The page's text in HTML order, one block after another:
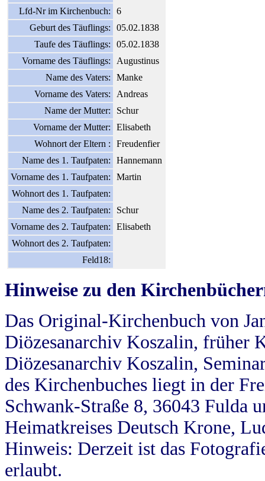
Lfd-Nr im Kirchenbuch:
6
Geburt des Täuflings:
05.02.1838
Taufe des Täuflings:
05.02.1838
Vorname des Täuflings:
Augustinus
Name des Vaters:
Manke
Vorname des Vaters:
Andreas
Name der Mutter:
Schur
Vorname der Mutter:
Elisabeth
Wohnort der Eltern :
Freudenfier
Name des 1. Taufpaten:
Hannemann
Vorname des 1. Taufpaten:
Martin
Wohnort des 1. Taufpaten:
Name des 2. Taufpaten:
Schur
Vorname des 2. Taufpaten:
Elisabeth
Wohnort des 2. Taufpaten:
Feld18:
Hinweise zu den
Das Original-Kirchenbuch von
Diözesanarchiv Koszalin, früher
Diözesanarchiv Koszalin,
des Kirchenbuches liegt in der
Schwank-Straße 8, 36043 Fulda
Heimatkreises Deutsch Krone,
Hinweis: Derzeit ist das
erlaubt.